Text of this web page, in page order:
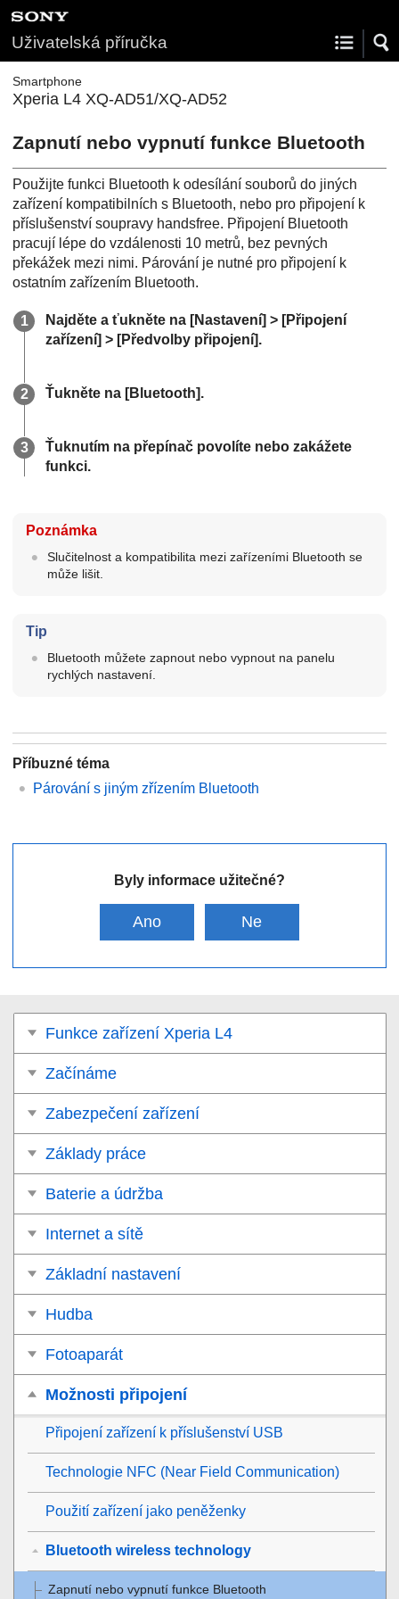
Uživatelská příručka
Smartphone
Xperia L4 XQ-AD51/XQ-AD52
Zapnutí nebo vypnutí funkce Bluetooth
Použijte funkci Bluetooth k odesílání souborů do jiných
zařízení kompatibilních s Bluetooth, nebo pro připojení k
příslušenství soupravy handsfree. Připojení Bluetooth
pracují lépe do vzdálenosti 10 metrů, bez pevných
překážek mezi nimi. Párování je nutné pro připojení k
ostatním zařízením Bluetooth.
Najděte a ťukněte na [Nastavení] > [Připojení
zařízení] > [Předvolby připojení].
Ťukněte na [Bluetooth].
Ťuknutím na přepínač povolíte nebo zakážete
funkci.
Poznámka
Slučitelnost a kompatibilita mezi zařízeními Bluetooth se
může lišit.
Tip
Bluetooth můžete zapnout nebo vypnout na panelu
rychlých nastavení.
Příbuzné téma
Párování s jiným zřízením Bluetooth
Byly informace užitečné?
Ano Ne
Funkce zařízení Xperia L4
Začínáme
Zabezpečení zařízení
Základy práce
Baterie a údržba
Internet a sítě
Základní nastavení
Hudba
Fotoaparát
Možnosti připojení
Připojení zařízení k příslušenství USB
Technologie NFC (Near Field Communication)
Použití zařízení jako peněženky
Bluetooth wireless technology
Zapnutí nebo vypnutí funkce Bluetooth